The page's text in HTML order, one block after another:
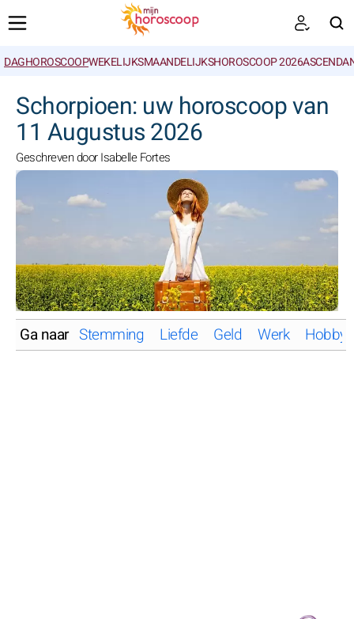
DAGHOROSCOOPWEKELIJKSMAANDELIJKSHOROSCOOP 2026
Schorpioen: uw horoscoop van
11 Augustus 2026
Geschreven door Isabelle Fortes
Ga naar Stemming Liefde Geld Werk